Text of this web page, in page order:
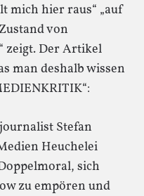
mich hier raus“ „auf
von
zeigt. Der Artikel
man deshalb wissen
Stefan
Heuchelei
sich
zu empören und